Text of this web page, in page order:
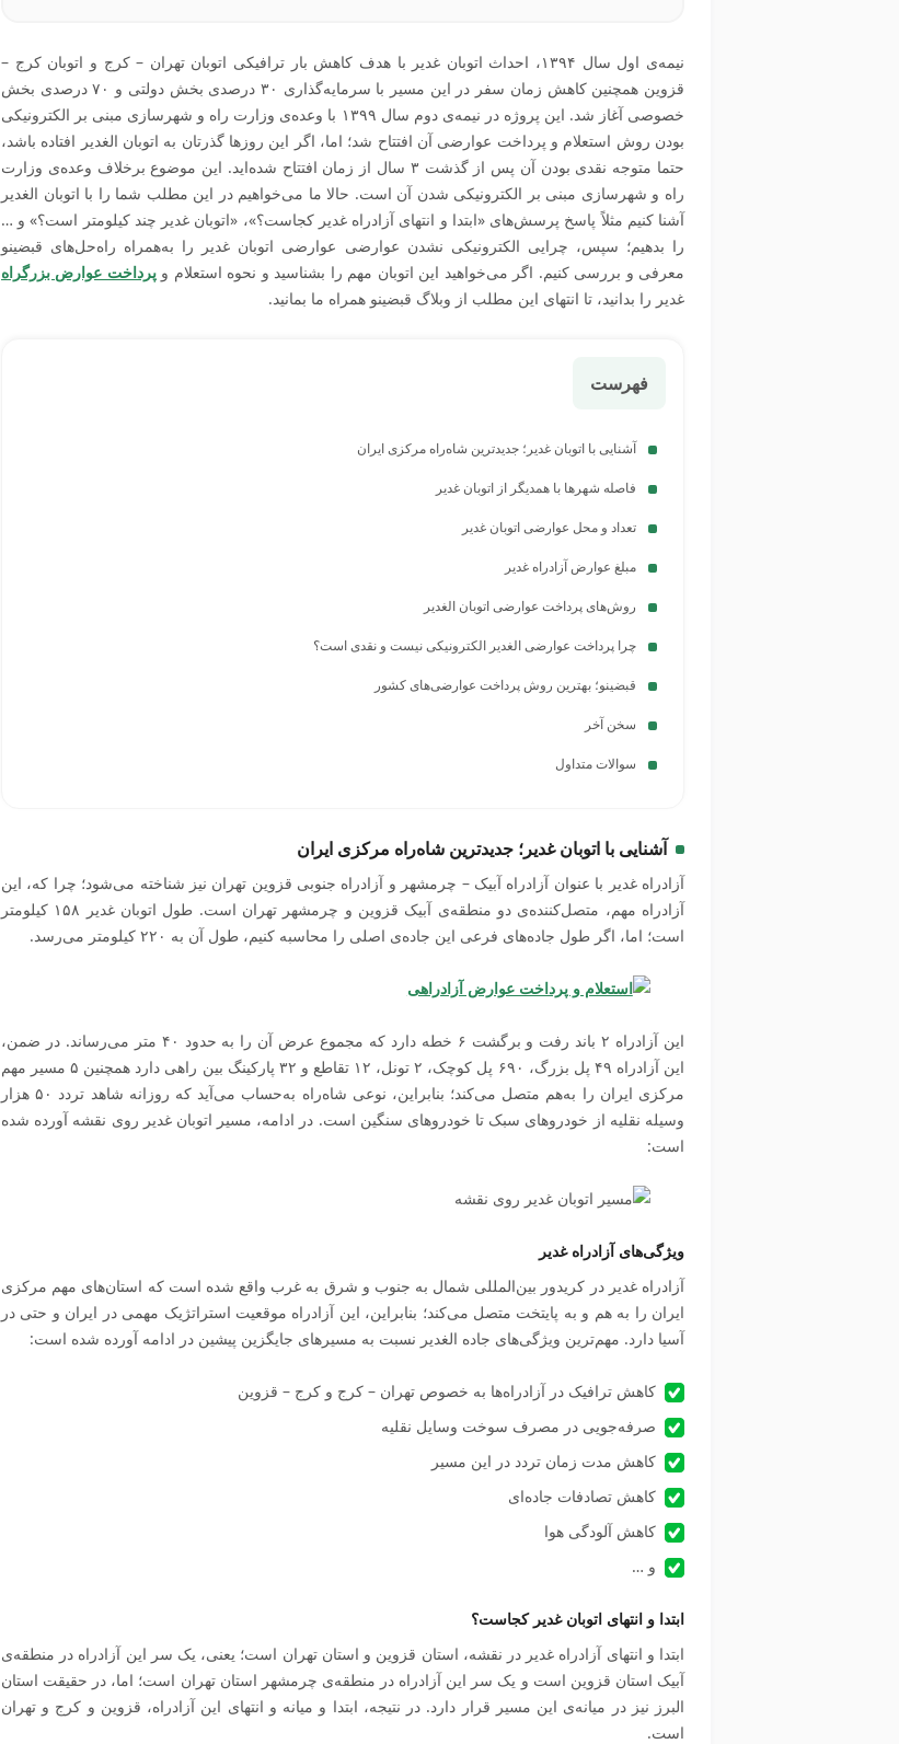
نیمه‌ی اول سال ۱۳۹۴، احداث اتوبان غدیر با هدف کاهش بار ترافیکی اتوبان تهران – کرج و اتوبان کرج –
قزوین همچنین کاهش زمان سفر در این مسیر با سرمایه‌گذاری ۳۰ درصدی بخش دولتی و ۷۰ درصدی بخش
خصوصی آغاز شد. این پروژه در نیمه‌ی دوم سال ۱۳۹۹ با وعده‌ی وزارت راه و شهرسازی مبنی بر الکترونیکی
بودن روش استعلام و پرداخت عوارضی آن افتتاح شد؛ اما، اگر این روزها گذرتان به اتوبان الغدیر افتاده باشد،
حتما متوجه نقدی بودن آن پس از گذشت ۳ سال از زمان افتتاح شده‌اید. این موضوع برخلاف وعده‌ی وزارت
راه و شهرسازی مبنی بر الکترونیکی شدن آن است. حالا ما می‌خواهیم در این مطلب شما را با اتوبان الغدیر
آشنا کنیم مثلاً پاسخ پرسش‌های «ابتدا و انتهای آزادراه غدیر کجاست؟»، «اتوبان غدیر چند کیلومتر است؟» و …
را بدهیم؛ سپس، چرایی الکترونیکی نشدن عوارضی عوارضی اتوبان غدیر را به‌همراه راه‌حل‌های قبضینو
معرفی و بررسی کنیم. اگر می‌خواهید این اتوبان مهم را بشناسید و نحوه استعلام وپرداخت عوارض بزرگراه
غدیر را بدانید، تا انتهای این مطلب از وبلاگ قبضینو همراه ما بمانید.
فهرست
آشنایی با اتوبان غدیر؛ جدیدترین شاه‌راه مرکزی ایران
فاصله شهرها با همدیگر از اتوبان غدیر
تعداد و محل عوارضی اتوبان غدیر
مبلغ عوارض آزادراه غدیر
روش‌های پرداخت عوارضی اتوبان الغدیر
چرا پرداخت عوارضی الغدیر الکترونیکی نیست و نقدی است؟
قبضینو؛ بهترین روش پرداخت عوارضی‌های کشور
سخن آخر
سوالات متداول
آشنایی با اتوبان غدیر؛ جدیدترین شاه‌راه مرکزی ایران
آزادراه غدیر با عنوان آزادراه آبیک – چرمشهر و آزادراه جنوبی قزوین تهران نیز شناخته می‌شود؛ چرا که، این
آزادراه مهم، متصل‌کننده‌ی دو منطقه‌ی آبیک قزوین و چرمشهر تهران است. طول اتوبان غدیر ۱۵۸ کیلومتر
است؛ اما، اگر طول جاده‌های فرعی این جاده‌ی اصلی را محاسبه کنیم، طول آن به ۲۲۰ کیلومتر می‌رسد.
این آزادراه ۲ باند رفت و برگشت ۶ خطه دارد که مجموع عرض آن را به حدود ۴۰ متر می‌رساند. در ضمن،
این آزادراه ۴۹ پل بزرگ، ۶۹۰ پل کوچک، ۲ تونل، ۱۲ تقاطع و ۳۲ پارکینگ بین راهی دارد همچنین ۵ مسیر مهم
مرکزی ایران را به‌هم متصل می‌کند؛ بنابراین، نوعی شاه‌راه به‌حساب می‌آید که روزانه شاهد تردد ۵۰ هزار
وسیله نقلیه از خودروهای سبک تا خودروهای سنگین است. در ادامه، مسیر اتوبان غدیر روی نقشه آورده شده
است:
ویژگی‌هایآزادراه غدیر
آزادراه غدیر در کریدور بین‌المللی شمال به جنوب و شرق به غرب واقع شده است که استان‌های مهم مرکزی
ایران را به هم و به پایتخت متصل می‌کند؛ بنابراین، این آزادراه موقعیت استراتژیک مهمی در ایران و حتی در
آسیا دارد. مهم‌ترین ویژگی‌های جاده الغدیر نسبت به مسیرهای جایگزین پیشین در ادامه آورده شده است:
کاهش ترافیک در آزادراه‌ها به خصوص تهران – کرج و کرج – قزوین
صرفه‌جویی در مصرف سوخت وسایل نقلیه
کاهش مدت زمان تردد در این مسیر
کاهش تصادفات جاده‌ای
کاهش آلودگی هوا
و …
ابتدا و انتهای اتوبان غدیر کجاست؟
ابتدا و انتهای آزادراه غدیر در نقشه، استان قزوین و استان تهران است؛ یعنی، یک سر این آزادراه در منطقه‌ی
آبیک استان قزوین است و یک سر این آزادراه در منطقه‌ی چرمشهر استان تهران است؛ اما، در حقیقت استان
البرز نیز در میانه‌ی این مسیر قرار دارد. در نتیجه، ابتدا و میانه و انتهای این آزادراه، قزوین و کرج و تهران
است.